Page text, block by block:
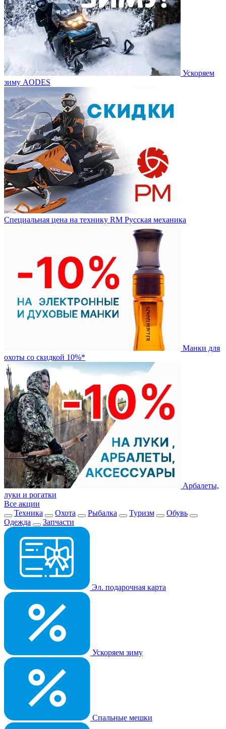
Ускоряем
зиму AODES
Специальная цена на технику RM Русская механика
Манки для
охоты со скидкой 10%*
Арбалеты,
луки и рогатки
Все акции
Техника
Охота Рыбалка Туризм
Обувь
Одежда
Запчасти
Эл. подарочная карта
Ускоряем зиму
Спальные мешки